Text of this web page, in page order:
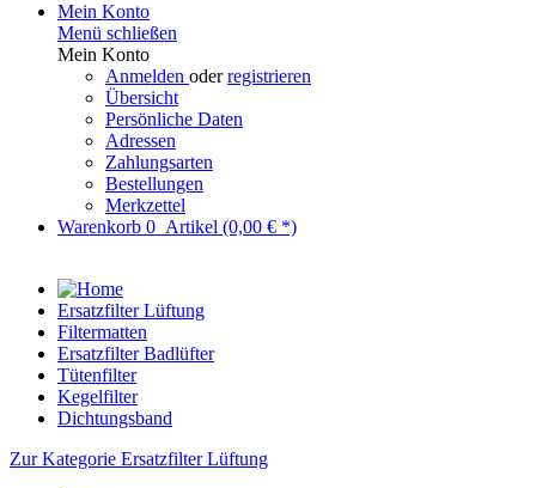
Mein Konto
Menü schließen
Mein Konto
Anmelden oderregistrieren
Übersicht
Persönliche Daten
Adressen
Zahlungsarten
Bestellungen
Merkzettel
Warenkorb 0 Artikel (0,00 € *)
Ersatzfilter Lüftung
Filtermatten
Ersatzfilter Badlüfter
Tütenfilter
Kegelfilter
Dichtungsband
Zur Kategorie Ersatzfilter Lüftung